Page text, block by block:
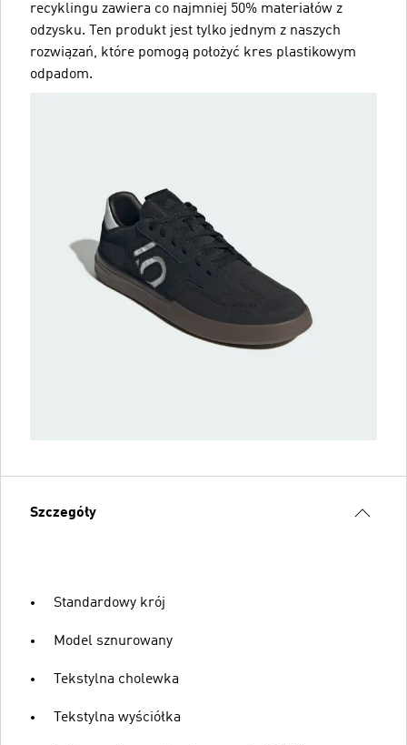
recyklingu zawiera co najmniej 50% materiałów z
odzysku. Ten produkt jest tylko jednym z naszych
rozwiązań, które pomogą położyć kres plastikowym
odpadom.
Szczegóły
Standardowy krój
Model sznurowany
Tekstylna cholewka
Tekstylna wyściółka